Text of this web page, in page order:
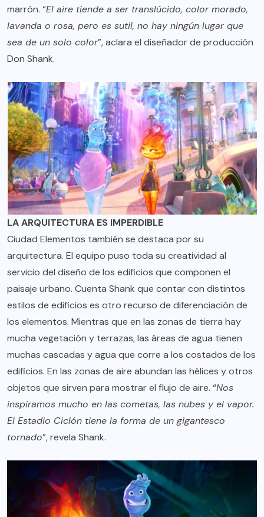
marrón. “El aire tiende a ser translúcido, color morado,
lavanda o rosa, pero es sutil, no hay ningún lugar que
sea de un solo color”, aclara el diseñador de producción
Don Shank.
LA ARQUITECTURA ES IMPERDIBLE
Ciudad Elementos también se destaca por su
arquitectura. El equipo puso toda su creatividad al
servicio del diseño de los edificios que componen el
paisaje urbano. Cuenta Shank que contar con distintos
estilos de edificios es otro recurso de diferenciación de
los elementos. Mientras que en las zonas de tierra hay
mucha vegetación y terrazas, las áreas de agua tienen
muchas cascadas y agua que corre a los costados de los
edificios. En las zonas de aire abundan las hélices y otros
objetos que sirven para mostrar el flujo de aire. “Nos
inspiramos mucho en las cometas, las nubes y el vapor.
El Estadio Ciclón tiene la forma de un gigantesco
tornado”, revela Shank.